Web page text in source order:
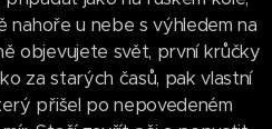
nahoře u nebe s výhledem na
objevujete svět, první krůčky
za starých časů, pak vlastní
přišel po nepovedeném